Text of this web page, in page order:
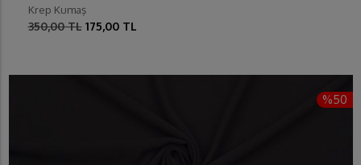
Krep Kumaş
350,00 TL 175,00 TL
%50